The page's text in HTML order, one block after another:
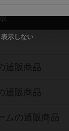
示しない
通販商品
通販商品
ムの通販商品